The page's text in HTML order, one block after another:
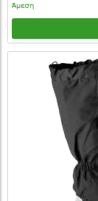
Άμεση